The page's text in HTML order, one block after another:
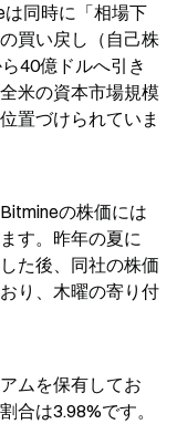
同時に「相場下
買い戻し（自己株
40億ドルへ引き
米の資本市場規模
置づけられていま
の株価には
す。昨年の夏に
た後、同社の株価
り、木曜の寄り付
ムを保有してお
合は3.98%です。